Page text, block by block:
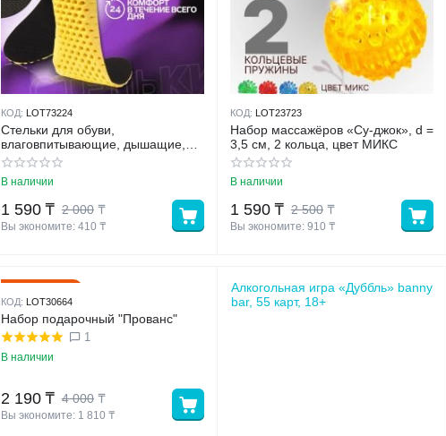
КОД: LOT73224
Стельки для обуви,
влаговпитывающие, дышащие,
RU 38, 25 см, пара, цвет чёрный/
В наличии
2 000 ₸
1 590 ₸
Вы экономите: 410 ₸
КОД: LOT23723
Набор массажёров «Су-джок», d =
3,5 см, 2 кольца, цвет МИКС
В наличии
2 500 ₸
1 590 ₸
Вы экономите: 910 ₸
КОД: LOT30664
Набор подарочный "Прованс"
1
В наличии
4 000 ₸
2 190 ₸
Вы экономите: 1 810 ₸
Алкогольная игра «Дуббль» banny
bar, 55 карт, 18+